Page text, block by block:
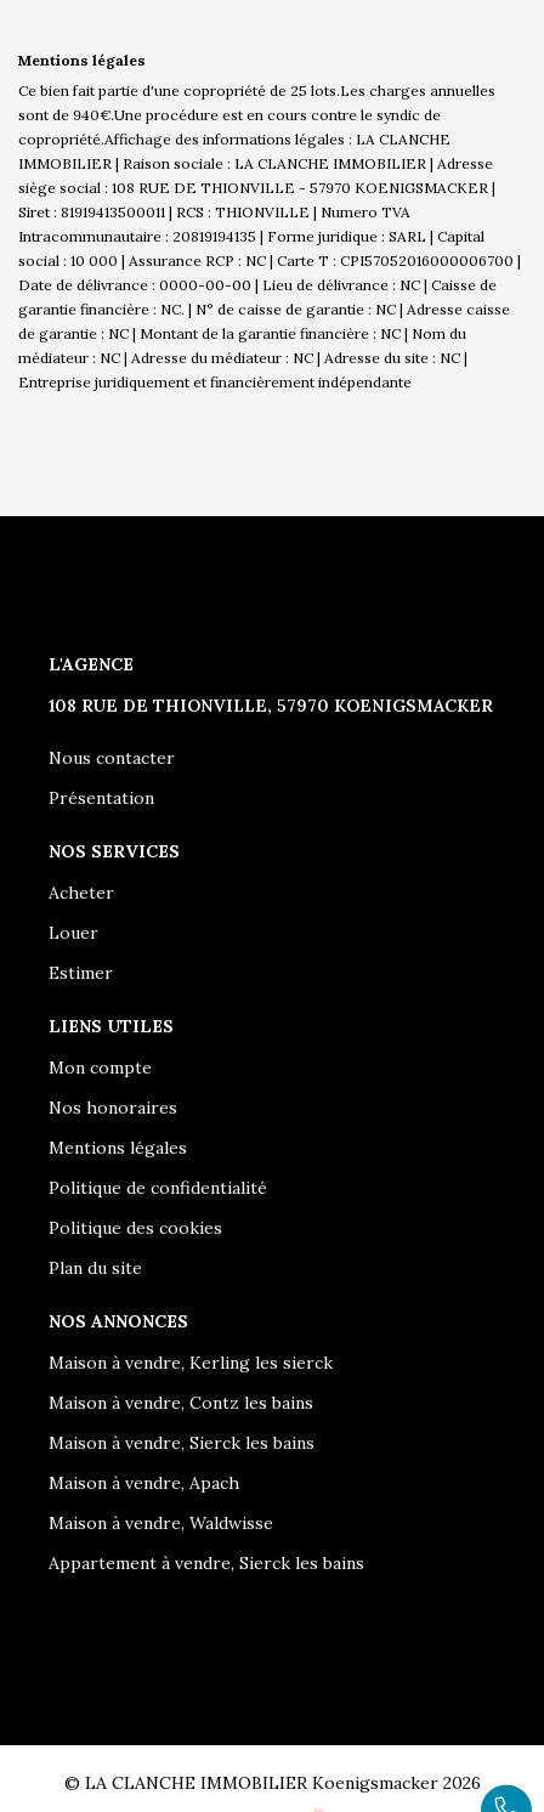
Mentions légales
Ce bien fait partie d'une copropriété de 25 lots.Les charges annuelles
sont de 940€.Une procédure est en cours contre le syndic de
copropriété.Affichage des informations légales : LA CLANCHE
IMMOBILIER | Raison sociale : LA CLANCHE IMMOBILIER | Adresse
siège social : 108 RUE DE THIONVILLE - 57970 KOENIGSMACKER |
Siret : 81919413500011 | RCS : THIONVILLE | Numero TVA
Intracommunautaire : 20819194135 | Forme juridique : SARL | Capital
social : 10 000 | Assurance RCP : NC | Carte T : CPI57052016000006700 |
Date de délivrance : 0000-00-00 | Lieu de délivrance : NC | Caisse de
garantie financière : NC. | N° de caisse de garantie : NC | Adresse caisse
de garantie : NC | Montant de la garantie financière : NC | Nom du
médiateur : NC | Adresse du médiateur : NC | Adresse du site : NC |
Entreprise juridiquement et financièrement indépendante
L'AGENCE
108 RUE DE THIONVILLE, 57970 KOENIGSMACKER
Nous contacter
Présentation
NOS SERVICES
Acheter
Louer
Estimer
LIENS UTILES
Mon compte
Nos honoraires
Mentions légales
Politique de confidentialité
Politique des cookies
Plan du site
NOS ANNONCES
Maison à vendre, Kerling les sierck
Maison à vendre, Contz les bains
Maison à vendre, Sierck les bains
Maison à vendre, Apach
Maison à vendre, Waldwisse
Appartement à vendre, Sierck les bains
© LA CLANCHE IMMOBILIER Koenigsmacker 2026